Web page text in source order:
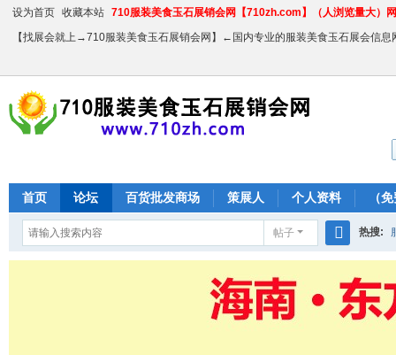
设为首页 收藏本站 710服装美食玉石展销会网【710zh.com】（人浏览量大）
【找展会就上→710服装美食玉石展销会网】←国内专业的服装美食玉石展会信息
首页 论坛 百货批发商场 策展人 个人资料 （
帖子
搜
索
热搜: